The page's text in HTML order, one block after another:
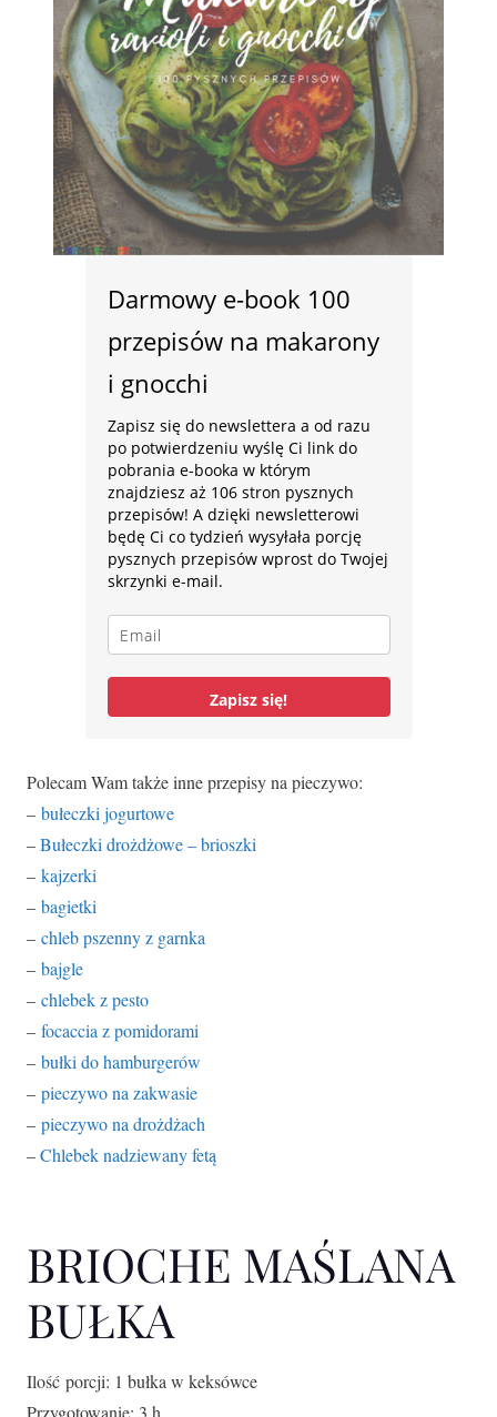
Darmowy e-book 100
przepisów na makarony
i gnocchi
Zapisz się do newslettera a od razu
po potwierdzeniu wyślę Ci link do
pobrania e-booka w którym
znajdziesz aż 106 stron pysznych
przepisów! A dzięki newsletterowi
będę Ci co tydzień wysyłała porcję
pysznych przepisów wprost do Twojej
skrzynki e-mail.
Zapisz się!
Polecam Wam także inne przepisy na pieczywo:
– bułeczki jogurtowe
–Bułeczki drożdżowe – brioszki
– kajzerki
– bagietki
– chleb pszenny z garnka
– bajgle
– chlebek z pesto
– focaccia z pomidorami
– bułki do hamburgerów
– pieczywo na zakwasie
– pieczywo na drożdżach
–Chlebek nadziewany fetą
BRIOCHE MAŚLANA
BUŁKA
Ilość porcji: 1 bułka w keksówce
Przygotowanie: 3 h